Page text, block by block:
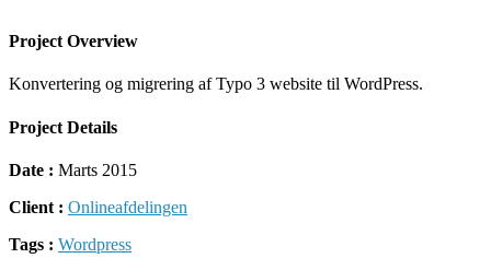
Project Overview
Konvertering og migrering af Typo 3 website til WordPress.
Project Details
Date : Marts 2015
Client : Onlineafdelingen
Tags : Wordpress